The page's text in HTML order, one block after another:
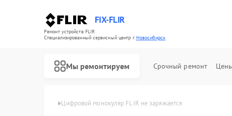
FIX-FLIR
Ремонт устройств FLIR
Специализированный cервисный центр г.Новосибирск
Мы ремонтируем Срочный ремонт
в Новосибирске Цифровой монокуляр FLIR не заряжается